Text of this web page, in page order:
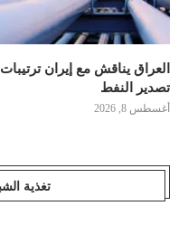
العراق يناقش مع إيران ترتيبات
تصدير النفط
أغسطس 8, 2026
تغذية